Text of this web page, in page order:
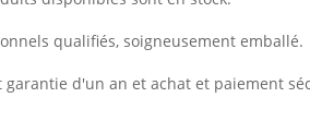
qualifiés, soigneusement emballé.
d'un an et achat et paiement